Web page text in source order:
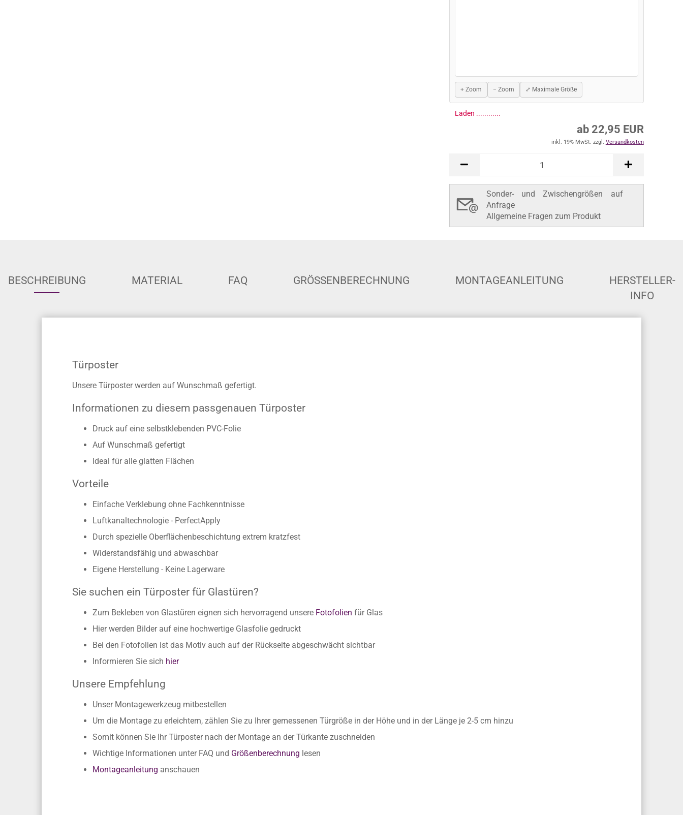
+ Zoom − Zoom ⤢ Maximale Größe
Laden ..............
ab 22,95 EUR
inkl. 19% MwSt. zzgl. Versandkosten
Sonder- und Zwischengrößen auf
Anfrage
Allgemeine Fragen zum Produkt
BESCHREIBUNG MATERIAL FAQ GRÖSSENBERECHNUNG MONTAGEANLEITUNG
HERSTELLER-
INFO
Türposter
Unsere Türposter werden auf Wunschmaß gefertigt.
Informationen zu diesem passgenauen Türposter
Druck auf eine selbstklebenden PVC-Folie
Auf Wunschmaß gefertigt
Ideal für alle glatten Flächen
Vorteile
Einfache Verklebung ohne Fachkenntnisse
Luftkanaltechnologie - PerfectApply
Durch spezielle Oberflächenbeschichtung extrem kratzfest
Widerstandsfähig und abwaschbar
Eigene Herstellung - Keine Lagerware
Sie suchen ein Türposter für Glastüren?
Zum Bekleben von Glastüren eignen sich hervorragend unsere Fotofolien für Glas
Hier werden Bilder auf eine hochwertige Glasfolie gedruckt
Bei den Fotofolien ist das Motiv auch auf der Rückseite abgeschwächt sichtbar
Informieren Sie sich hier
Unsere Empfehlung
Unser Montagewerkzeug mitbestellen
Um die Montage zu erleichtern, zählen Sie zu Ihrer gemessenen Türgröße in der Höhe und in der Länge je 2-5 cm hinzu
Somit können Sie Ihr Türposter nach der Montage an der Türkante zuschneiden
Wichtige Informationen unter FAQ und Größenberechnung lesen
Montageanleitung anschauen